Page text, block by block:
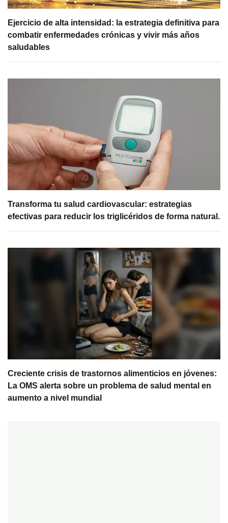
Ejercicio de alta intensidad: la estrategia definitiva para
combatir enfermedades crónicas y vivir más años
saludables
Transforma tu salud cardiovascular: estrategias
efectivas para reducir los triglicéridos de forma natural.
Creciente crisis de trastornos alimenticios en jóvenes:
La OMS alerta sobre un problema de salud mental en
aumento a nivel mundial